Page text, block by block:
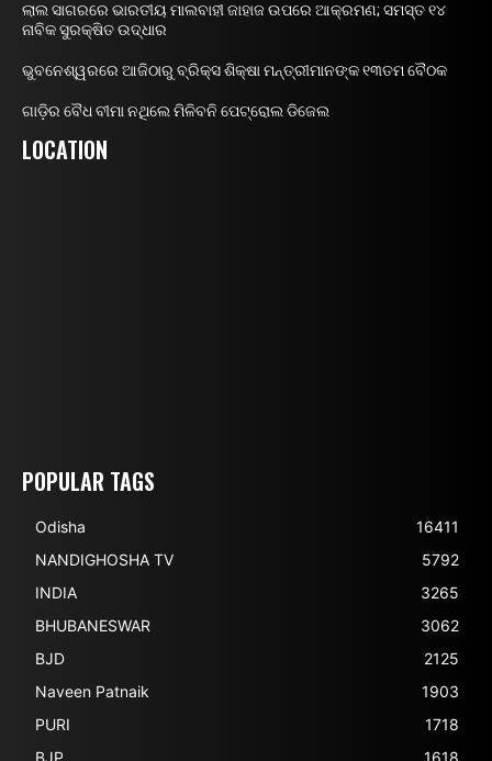
ଲାଲ ସାଗରରେ ଭାରତୀୟ ମାଲବାହୀ ଜାହାଜ ଉପରେ ଆକ୍ରମଣ; ସମସ୍ତ ୧୪
ନାବିକ ସୁରକ୍ଷିତ ଉଦ୍ଧାର
ଭୁବନେଶ୍ୱରରେ ଆଜିଠାରୁ ବ୍ରିକ୍ସ ଶିକ୍ଷା ମନ୍ତ୍ରୀମାନଙ୍କ ୧୩ତମ ବୈଠକ
ଗାଡ଼ିର ବୈଧ ବୀମା ନଥିଲେ ମିଳିବନି ପେଟ୍ରୋଲ ଡିଜେଲ
LOCATION
POPULAR TAGS
Odisha
16411
NANDIGHOSHA TV
5792
INDIA
3265
BHUBANESWAR
3062
BJD
2125
Naveen Patnaik
1903
PURI
1718